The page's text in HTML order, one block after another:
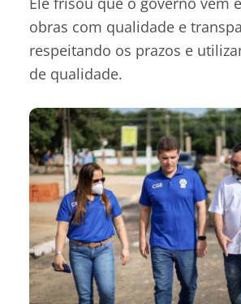
obras com qualidade e
respeitando os prazos e
de qualidade.